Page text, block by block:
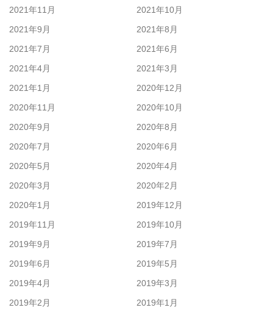
2021年11月
2021年10月
2021年9月
2021年8月
2021年7月
2021年6月
2021年4月
2021年3月
2021年1月
2020年12月
2020年11月
2020年10月
2020年9月
2020年8月
2020年7月
2020年6月
2020年5月
2020年4月
2020年3月
2020年2月
2020年1月
2019年12月
2019年11月
2019年10月
2019年9月
2019年7月
2019年6月
2019年5月
2019年4月
2019年3月
2019年2月
2019年1月